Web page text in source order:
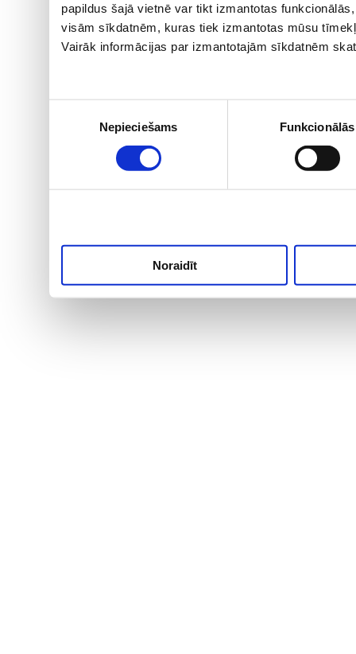
papildus šajā vietnē var tikt izmantotas
visām sīkdatnēm, kuras tiek izmantotas mūsu
Vairāk informācijas par izmantotajām sīkdatnēm
Nepieciešams Funkcionālās
Noraidīt